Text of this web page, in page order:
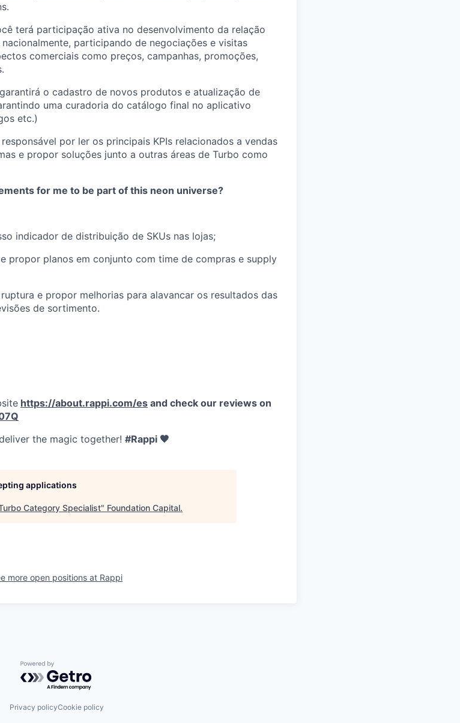
terá participação ativa no desenvolvimento da relação
participando de negociações e visitas
comerciais como preços, campanhas, promoções,
o cadastro de novos produtos e atualização de
uma curadoria do catálogo final no aplicativo
etc.)
por ler os principais KPIs relacionados a vendas
e propor soluções junto a outras áreas de Turbo como
for me to be part of this neon universe?
indicador de distribuição de SKUs nas lojas;
propor planos em conjunto com time de compras e supply
e propor melhorias para alavancar os resultados das
de sortimento.
https://about.rappi.com/es and check our reviews on
the magic together! #Rappi 🧡
applications
Category Specialist" Foundation Capital.
more open positions at Rappi
Powered by Getro.com
Privacy policyCookie policy